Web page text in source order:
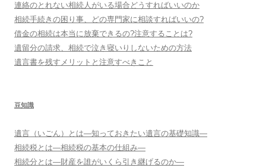
連絡のとれない相続人がいる場合どうすればいいのか
相続手続きの困り事、どの専門家に相談すればいいの?
借金の相続は本当に放棄できるの?注意することは?
遺留分の請求、相続で泣き寝いりしないための方法
遺言書を残すメリットと注意すべきこと
豆知識
遺言（いごん）とは―知っておきたい遺言の基礎知識―
相続税とは―相続税の基本の仕組み―
相続分とは―財産を誰がいくら引き継げるのか―